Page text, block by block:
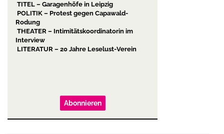
TITEL – Garagenhöfe in Leipzig
POLITIK – Protest gegen Capawald-
Rodung
THEATER – Intimitätskoordinatorin im
Interview
LITERATUR – 20 Jahre Leselust-Verein
Abonnieren